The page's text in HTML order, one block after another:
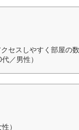
セスしやすく部屋の
／男性）
）